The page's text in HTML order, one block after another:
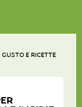
GUSTO E RICETTE